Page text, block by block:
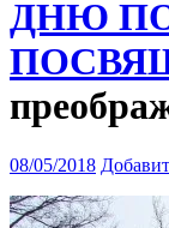
ДНЮ
08/05/2018